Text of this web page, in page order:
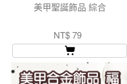
美甲聖誕飾品 綜合
NT$ 79